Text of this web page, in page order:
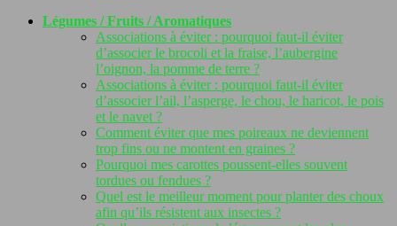
Légumes / Fruits / Aromatiques
Associations à éviter : pourquoi faut-il éviter
d’associer le brocoli et la fraise, l’aubergine
l’oignon, la pomme de terre ?
Associations à éviter : pourquoi faut-il éviter
d’associer l’ail, l’asperge, le chou, le haricot, le pois
et le navet ?
Comment éviter que mes poireaux ne deviennent
trop fins ou ne montent en graines ?
Pourquoi mes carottes poussent-elles souvent
tordues ou fendues ?
Quel est le meilleur moment pour planter des choux
afin qu’ils résistent aux insectes ?